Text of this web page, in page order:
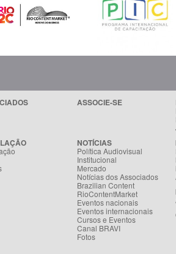
ASSOCIE-SE
NOTÍCIAS
Política Audiovisual
Institucional
Mercado
Notícias dos Associados
Brazilian Content
RioContentMarket
Eventos nacionais
Eventos internacionais
Cursos e Eventos
Canal BRAVI
Fotos